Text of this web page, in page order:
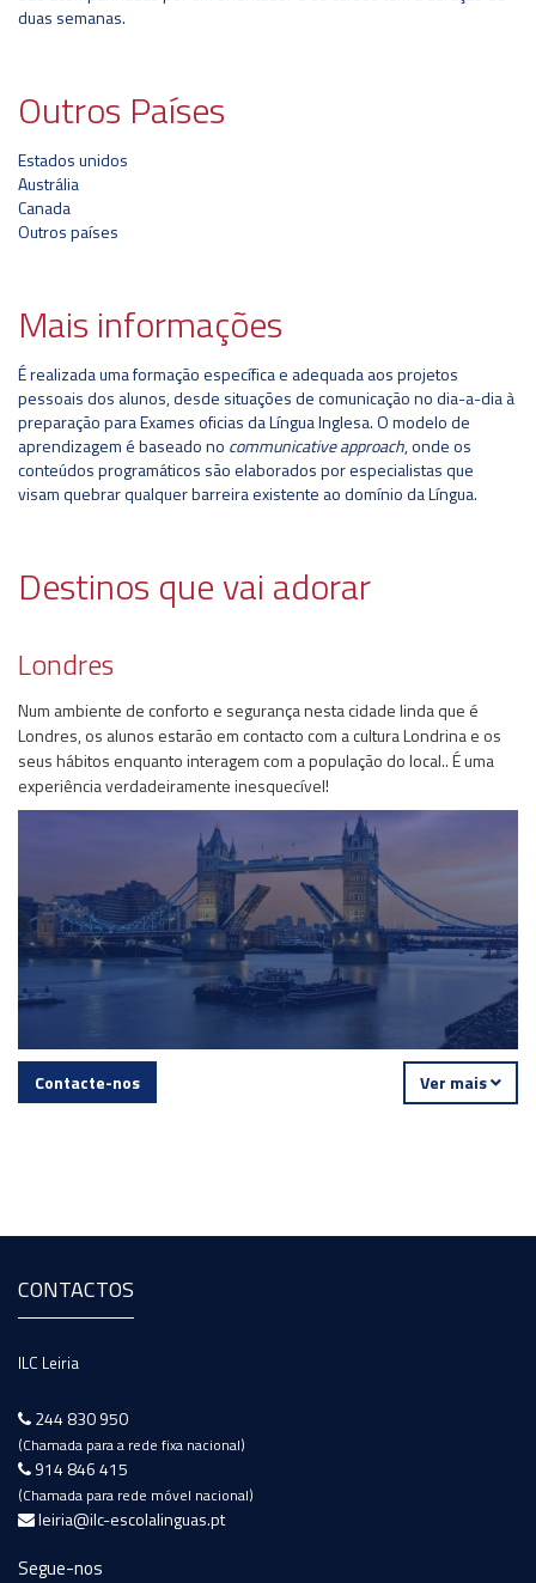
duas semanas.
Outros Países
Estados unidos
Austrália
Canada
Outros países
Mais informações
É realizada uma formação específica e adequada aos projetos
pessoais dos alunos, desde situações de comunicação no dia-a-dia à
preparação para Exames oficias da Língua Inglesa. O modelo de
aprendizagem é baseado no communicative approach, onde os
conteúdos programáticos são elaborados por especialistas que
visam quebrar qualquer barreira existente ao domínio da Língua.
Destinos que vai adorar
Londres
Num ambiente de conforto e segurança nesta cidade linda que é
Londres, os alunos estarão em contacto com a cultura Londrina e os
seus hábitos enquanto interagem com a população do local.. É uma
experiência verdadeiramente inesquecível!
Contacte-nos Ver mais
CONTACTOS
ILC Leiria
244 830 950
(Chamada para a rede fixa nacional)
914 846 415
(Chamada para rede móvel nacional)
leiria@ilc-escolalinguas.pt
Segue-nos